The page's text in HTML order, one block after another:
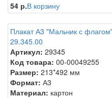
54 р.В корзину
Плакат А3 "Мальчик с
29.345.00
Артикул: 29345
Код товара: 00-00049255
Размер: 213*492 мм
Формат: А3
Материал: картон